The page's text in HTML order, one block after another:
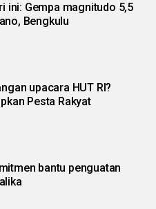
ini: Gempa magnitudo 5,5
Bengkulu
upacara HUT RI?
Pesta Rakyat
bantu penguatan